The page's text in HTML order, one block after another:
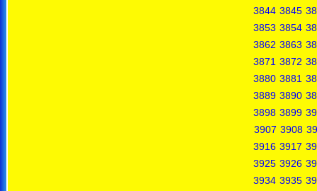
3844 3845
3853 3854
3862 3863
3871 3872
3880 3881
3889 3890
3898 3899
3907 3908
3916 3917
3925 3926
3934 3935